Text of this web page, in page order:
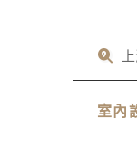
室內